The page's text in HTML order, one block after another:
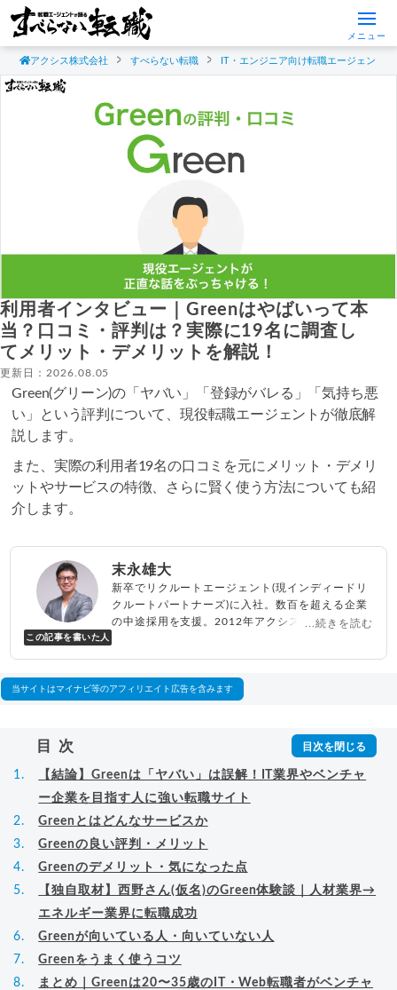
メニュー
アクシス株式会社 すべらない転職 IT・エンジニア向け転職エージェント
利用者インタビュー｜Greenはやばいって本
当？口コミ・評判は？実際に19名に調査し
てメリット・デメリットを解説！
更新日：2026.08.05
Green(グリーン)の「ヤバい」「登録がバレる」「気持ち悪
い」という評判について、現役転職エージェントが徹底解
説します。
また、実際の利用者19名の口コミを元にメリット・デメリ
ットやサービスの特徴、さらに賢く使う方法についても紹
介します。
この記事を書いた人
末永雄大
新卒でリクルートエージェント(現インディードリ
クルートパートナーズ)に入社。数百を超える企業
の中途採用を支援。2012年アクシス(株)設立、代
べらない転職エージェント
...続きを読む
当サイトはマイナビ等のアフィリエイト広告を含みます
目次
【結論】Greenは「ヤバい」は誤解！IT業界やベンチャ
ー企業を目指す人に強い転職サイト
Greenとはどんなサービスか
Greenの良い評判・メリット
Greenのデメリット・気になった点
【独自取材】西野さん(仮名)のGreen体験談｜人材業界→
エネルギー業界に転職成功
Greenが向いている人・向いていない人
Greenをうまく使うコツ
まとめ｜Greenは20〜35歳のIT・Web転職者がベンチャ